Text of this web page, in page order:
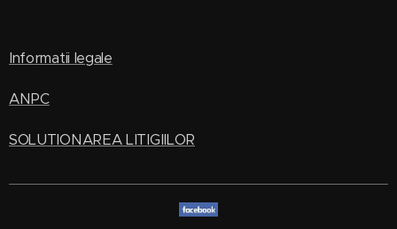
Informatii legale
ANPC
SOLUTIONAREA LITIGIILOR